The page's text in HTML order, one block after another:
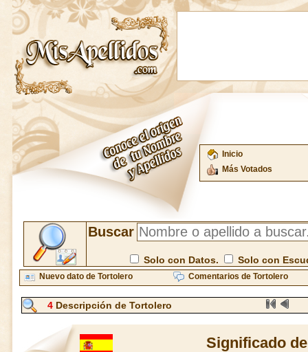
Inicio
Más Votados
Buscar
Solo con Datos. Solo con
Nuevo dato de Tortolero Comentarios de Tortolero
4 Descripción de Tortolero
Significado